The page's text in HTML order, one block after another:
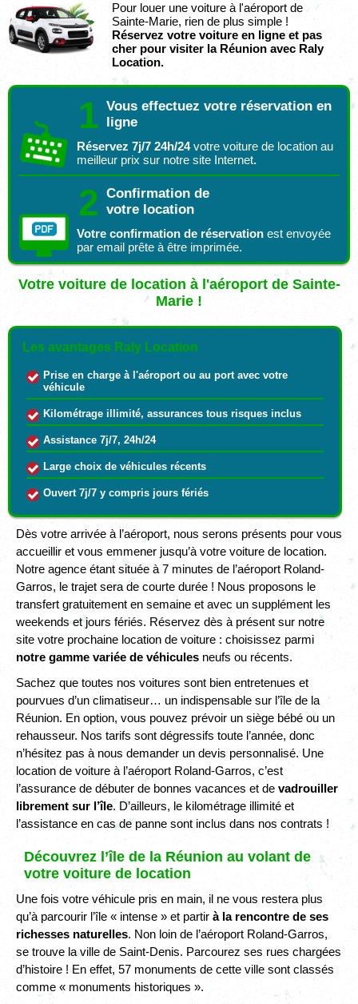
Pour louer une voiture à l'aéroport de
Sainte-Marie, rien de plus simple !
Réservez votre voiture en ligne et pas
cher pour visiter la Réunion avec Raly
Location.
1 Vous effectuez votre réservation en
ligne
Réservez 7j/7 24h/24votre voiture de location au
meilleur prix sur notre site Internet.
2 Confirmation de
votre location
Votre confirmation de réservation est envoyée
par email prête à être imprimée.
Votre voiture de location à l'aéroport de Sainte-
Marie !
Les avantages Raly Location
Prise en charge à l'aéroport ou au port avec votre
véhicule
Kilométrage illimité, assurances tous risques inclus
Assistance 7j/7, 24h/24
Large choix de véhicules récents
Ouvert 7j/7 y compris jours fériés
Dès votre arrivée à l’aéroport, nous serons présents pour vous
accueillir et vous emmener jusqu’à votre voiture de location.
Notre agence étant située à 7 minutes de l’aéroport Roland-
Garros, le trajet sera de courte durée ! Nous proposons le
transfert gratuitement en semaine et avec un supplément les
weekends et jours fériés. Réservez dès à présent sur notre
site votre prochaine location de voiture : choisissez parmi
notre gamme variée de véhicules neufs ou récents.
Sachez que toutes nos voitures sont bien entretenues et
pourvues d’un climatiseur… un indispensable sur l’île de la
Réunion. En option, vous pouvez prévoir un siège bébé ou un
rehausseur. Nos tarifs sont dégressifs toute l’année, donc
n’hésitez pas à nous demander un devis personnalisé. Une
location de voiture à l’aéroport Roland-Garros, c’est
l’assurance de débuter de bonnes vacances et de vadrouiller
librement sur l’île. D’ailleurs, le kilométrage illimité et
l’assistance en cas de panne sont inclus dans nos contrats !
Découvrez l’île de la Réunion au volant de
votre voiture de location
Une fois votre véhicule pris en main, il ne vous restera plus
qu’à parcourir l’île « intense » et partir à la rencontre de ses
richesses naturelles. Non loin de l’aéroport Roland-Garros,
se trouve la ville de Saint-Denis. Parcourez ses rues chargées
d’histoire ! En effet, 57 monuments de cette ville sont classés
comme « monuments historiques ».